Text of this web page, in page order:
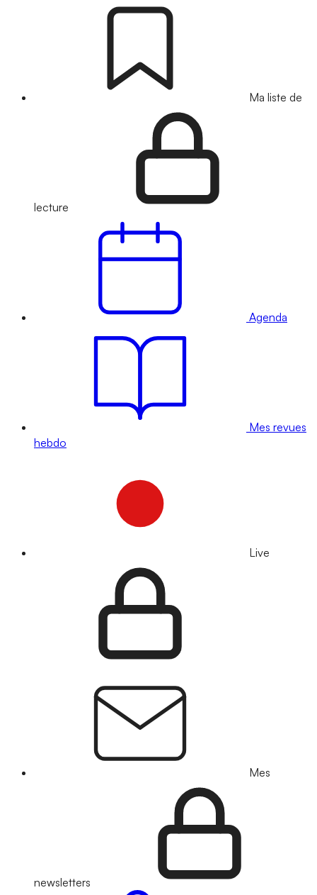
Ma liste de
lecture
Agenda
Mes revues
hebdo
Live
Mes
newsletters